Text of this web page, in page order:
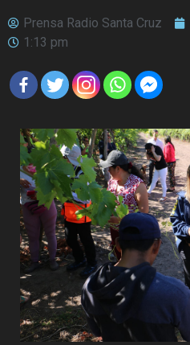
Prensa Radio Santa Cruz
1:13 pm